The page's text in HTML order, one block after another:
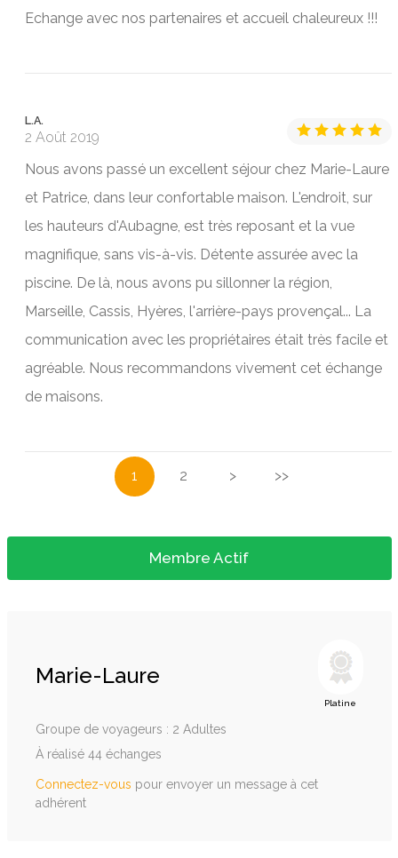
Echange avec nos partenaires et accueil chaleureux !!!
L.A.
2 Août 2019
Nous avons passé un excellent séjour chez Marie-Laure
et Patrice, dans leur confortable maison. L'endroit, sur
les hauteurs d'Aubagne, est très reposant et la vue
magnifique, sans vis-à-vis. Détente assurée avec la
piscine. De là, nous avons pu sillonner la région,
Marseille, Cassis, Hyères, l'arrière-pays provençal... La
communication avec les propriétaires était très facile et
agréable. Nous recommandons vivement cet échange
de maisons.
1 2 > >>
Membre Actif
Marie-Laure
Platine
Groupe de voyageurs : 2 Adultes
À réalisé 44 échanges
Connectez-vous pour envoyer un message à cet
adhérent